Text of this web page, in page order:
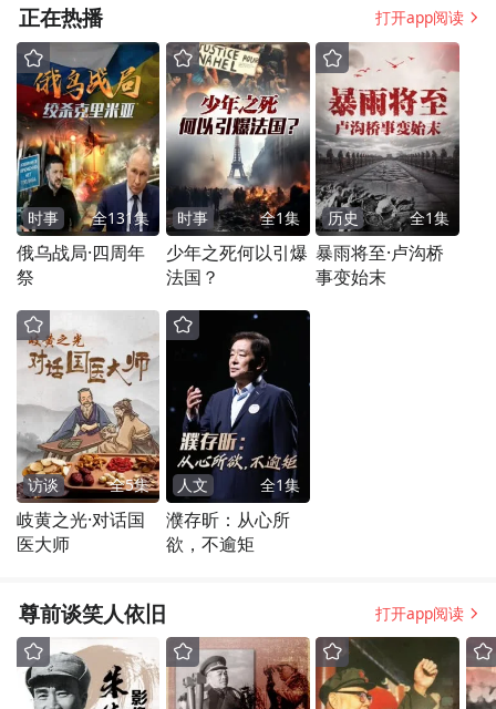
正在热播 打开app阅读
时事 全131集
俄乌战局·四周年
祭
时事 全1集
少年之死何以引爆
法国？
历史 全1集
暴雨将至·卢沟桥
事变始末
访谈 全5集
岐黄之光·对话国
医大师
人文 全1集
濮存昕：从心所
欲，不逾矩
尊前谈笑人依旧 打开app阅读